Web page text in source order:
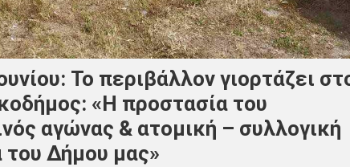
Το περιβάλλον γιορτάζει
«Η προστασία του
αγώνας & ατομική – συλλογική
του Δήμου μας»